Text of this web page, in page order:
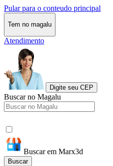
Pular para o conteudo principal
Tem no magalu
Atendimento
Digite seu CEP
Buscar no Magalu
Buscar em Marx3d
Buscar